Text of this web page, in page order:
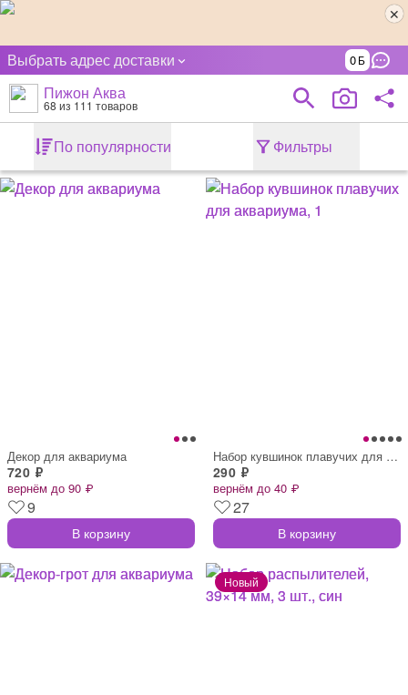
Выбрать адрес доставки 0
Пижон Аква
68 из 111 товаров
По популярности Фильтры
Декор для аквариума
720 ₽
вернём до 90 ₽
9
В корзину
Набор кувшинок плавучих для аквариума, 1
290 ₽
вернём до 40 ₽
27
В корзину